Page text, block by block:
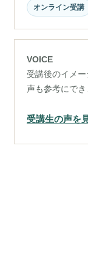
オンライン受講
VOICE
受講後のイメ
声も参考にでき
受講生の声を